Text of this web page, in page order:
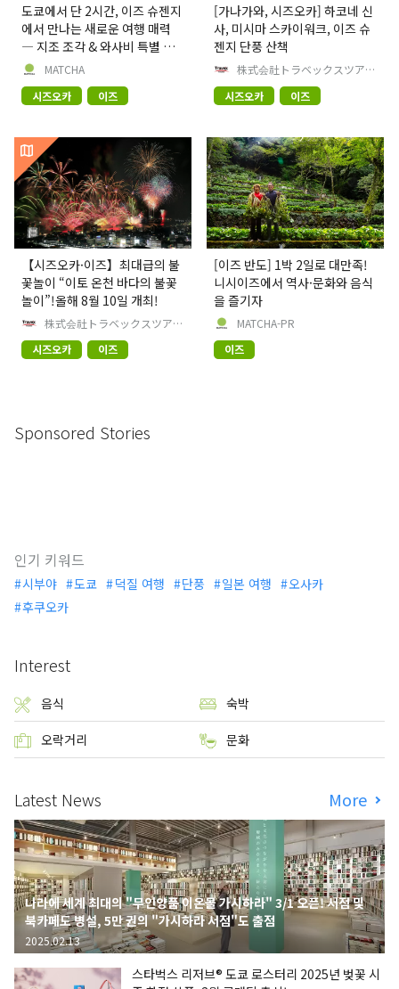
도쿄에서 단 2시간, 이즈 슈젠지
에서 만나는 새로운 여행 매력
― 지조 조각 & 와사비 특별 체
험
MATCHA
시즈오카
이즈
[가나가와, 시즈오카] 하코네 신
사, 미시마 스카이워크, 이즈 슈
젠지 단풍 산책
株式会社トラベックスツアー
ズ
시즈오카
이즈
【시즈오카·이즈】최대급의 불
꽃놀이 “이토 온천 바다의 불꽃
놀이”!올해 8월 10일 개최!
株式会社トラベックスツアー
ズ
시즈오카
이즈
[이즈 반도] 1박 2일로 대만족!
니시이즈에서 역사·문화와 음식
을 즐기자
MATCHA-PR
이즈
Sponsored Stories
인기 키워드
시부야 도쿄 덕질 여행 단풍 일본 여행
오사카
후쿠오카
Interest
음식 숙박
오락거리 문화
Latest News More
나라에 세계 최대의 "무인양품 이온몰 가시하라" 3/1 오픈! 서점 및
북카페도 병설, 5만 권의 "가시하라 서점"도 출점
2025.02.13
스타벅스 리저브® 도쿄 로스터리 2025년 벚꽃 시